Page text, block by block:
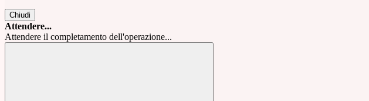
Chiudi
Attendere...
Attendere il completamento dell'operazione...